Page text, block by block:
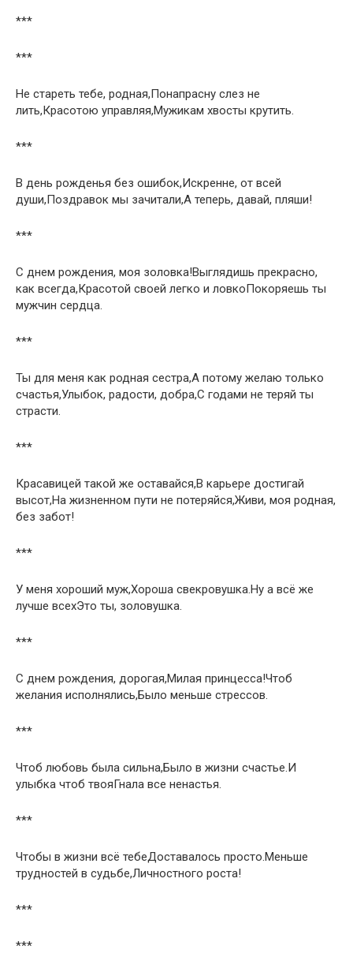
***
***
Не стареть тебе, родная,Понапрасну слез не
лить,Красотою управляя,Мужикам хвосты крутить.
***
В день рожденья без ошибок,Искренне, от всей
души,Поздравок мы зачитали,А теперь, давай, пляши!
***
С днем рождения, моя золовка!Выглядишь прекрасно,
как всегда,Красотой своей легко и ловкоПокоряешь ты
мужчин сердца.
***
Ты для меня как родная сестра,А потому желаю только
счастья,Улыбок, радости, добра,С годами не теряй ты
страсти.
***
Красавицей такой же оставайся,В карьере достигай
высот,На жизненном пути не потеряйся,Живи, моя родная,
без забот!
***
У меня хороший муж,Хороша свекровушка.Ну а всё же
лучше всехЭто ты, золовушка.
***
С днем рождения, дорогая,Милая принцесса!Чтоб
желания исполнялись,Было меньше стрессов.
***
Чтоб любовь была сильна,Было в жизни счастье.И
улыбка чтоб твояГнала все ненастья.
***
Чтобы в жизни всё тебеДоставалось просто.Меньше
трудностей в судьбе,Личностного роста!
***
***